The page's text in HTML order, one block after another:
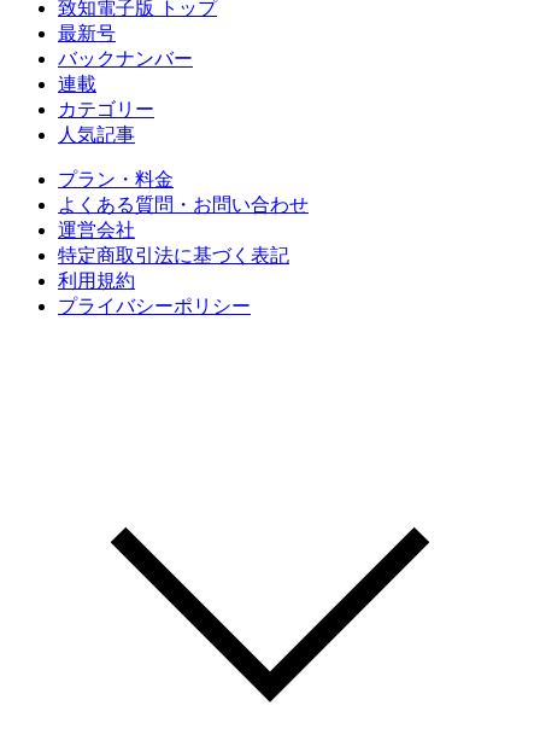
致知電子版 トップ
最新号
バックナンバー
連載
カテゴリー
人気記事
プラン・料金
よくある質問・お問い合わせ
運営会社
特定商取引法に基づく表記
利用規約
プライバシーポリシー